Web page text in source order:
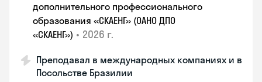
дополнительного профессионального
образования «СКАЕНГ» (ОАНО ДПО
«СКАЕНГ») • 2026 г.
Преподавал в международных компаниях и в
Посольстве Бразилии